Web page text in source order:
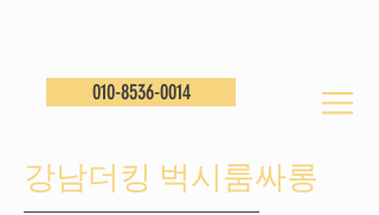
010-8536-0014
​강남더킹 벅시룸싸롱